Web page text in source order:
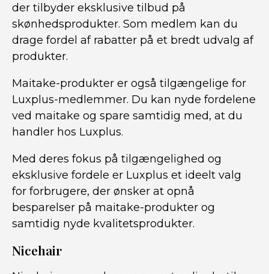
der tilbyder eksklusive tilbud på
skønhedsprodukter. Som medlem kan du
drage fordel af rabatter på et bredt udvalg af
produkter.
Maitake-produkter er også tilgængelige for
Luxplus-medlemmer. Du kan nyde fordelene
ved maitake og spare samtidig med, at du
handler hos Luxplus.
Med deres fokus på tilgængelighed og
eksklusive fordele er Luxplus et ideelt valg
for forbrugere, der ønsker at opnå
besparelser på maitake-produkter og
samtidig nyde kvalitetsprodukter.
Nicehair